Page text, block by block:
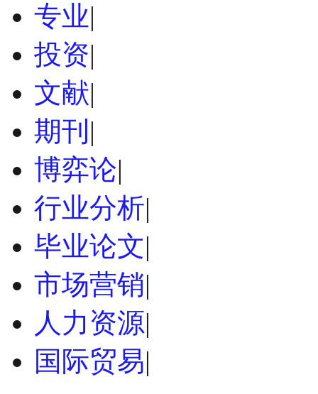
专业|
投资|
文献|
期刊 |
博弈论|
行业分析|
毕业论文|
市场营销|
人力资源|
国际贸易|